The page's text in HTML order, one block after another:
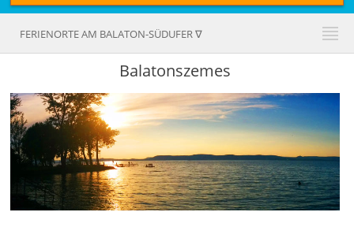
FERIENORTE AM BALATON-SÜDUFER ∇
Balatonszemes